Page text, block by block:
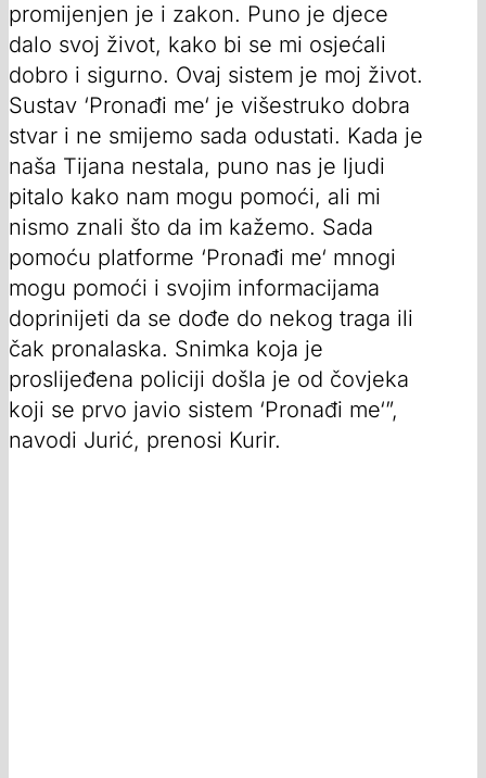
promijenjen je i zakon. Puno je djece
dalo svoj život, kako bi se mi osjećali
dobro i sigurno. Ovaj sistem je moj život.
Sustav ‘Pronađi me‘ je višestruko dobra
stvar i ne smijemo sada odustati. Kada je
naša Tijana nestala, puno nas je ljudi
pitalo kako nam mogu pomoći, ali mi
nismo znali što da im kažemo. Sada
pomoću platforme ‘Pronađi me‘ mnogi
mogu pomoći i svojim informacijama
doprinijeti da se dođe do nekog traga ili
čak pronalaska. Snimka koja je
proslijeđena policiji došla je od čovjeka
koji se prvo javio sistem ‘Pronađi me‘”,
navodi Jurić, prenosi Kurir.